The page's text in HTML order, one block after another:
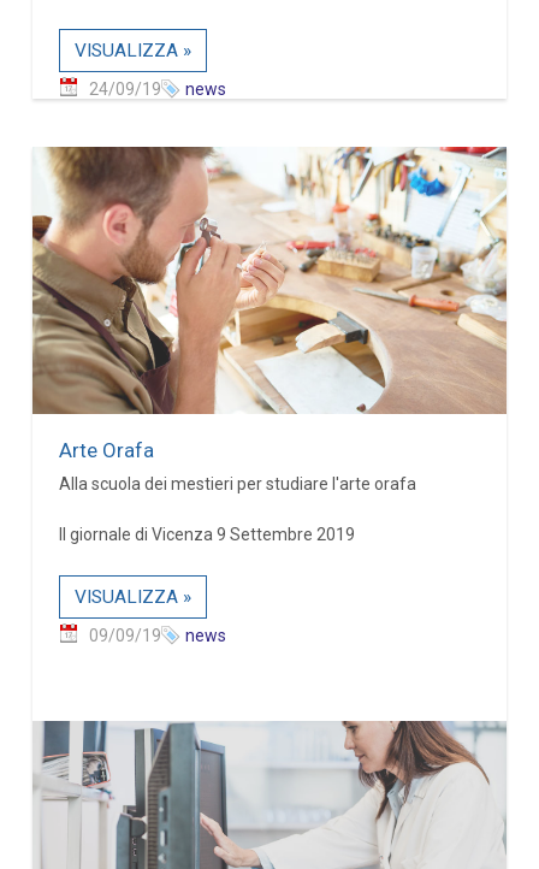
VISUALIZZA »
24/09/19 news
Arte Orafa
Alla scuola dei mestieri per studiare l'arte orafa
Il giornale di Vicenza 9 Settembre 2019
VISUALIZZA »
09/09/19 news